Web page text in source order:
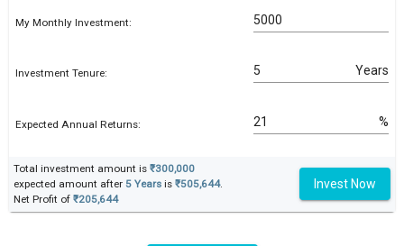
My Monthly Investment:
Investment Tenure: Years
Expected Annual Returns: %
Total investment amount is ₹300,000
expected amount after 5 Years is ₹505,644.
Net Profit of ₹205,644
Invest Now